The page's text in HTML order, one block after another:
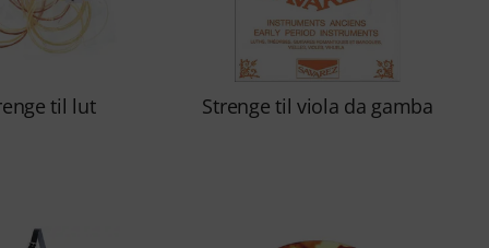
til lut Strenge til viola da gamba